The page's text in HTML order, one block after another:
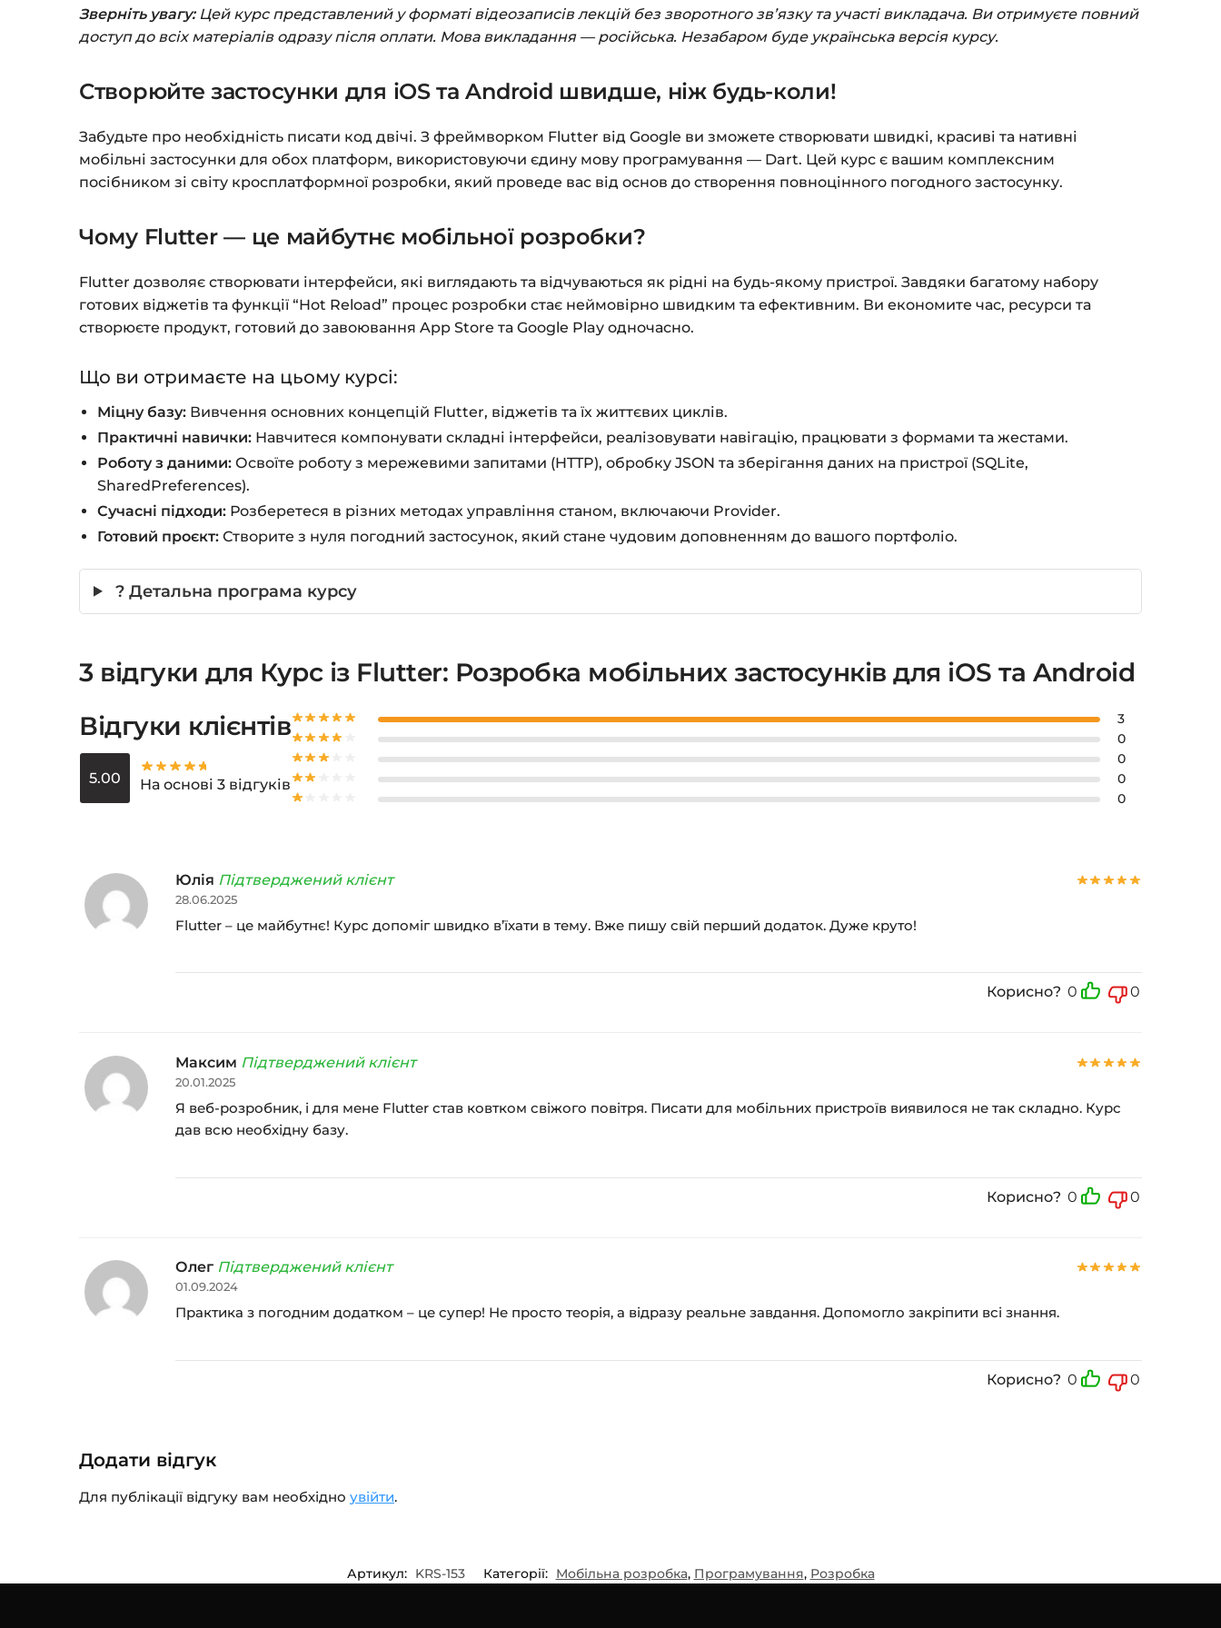
Оплатіть зручним способом (більше 8 способів оплати).
до завантажень». Натисніть її — і відкриється сторінка з
Додатково посилання на курс прийде вам на email.
Питання? Пишіть наinfo@siluette.com.uaабо в чат на сайті.
Зверніть увагу:Цей курс представлений у форматі відеозаписів лекцій без зворотного зв’язку та участі викладача. Ви отримуєте повний
доступ до всіх матеріалів одразу після оплати. Мова викладання — російська. Незабаром буде українська версія курсу.
Створюйте застосунки для iOS та Android швидше, ніж будь-коли!
Забудьте про необхідність писати код двічі. З фреймворком Flutter від Google ви зможете створювати швидкі, красиві та нативні
мобільні застосунки для обох платформ, використовуючи єдину мову програмування — Dart. Цей курс є вашим комплексним
посібником зі світу кросплатформної розробки, який проведе вас від основ до створення повноцінного погодного застосунку.
Чому Flutter — це майбутнє мобільної розробки?
Flutter дозволяє створювати інтерфейси, які виглядають та відчуваються як рідні на будь-якому пристрої. Завдяки багатому набору
готових віджетів та функції “Hot Reload” процес розробки стає неймовірно швидким та ефективним. Ви економите час, ресурси та
створюєте продукт, готовий до завоювання App Store та Google Play одночасно.
Що ви отримаєте на цьому курсі:
Міцну базу: Вивчення основних концепцій Flutter, віджетів та їх життєвих циклів.
Практичні навички: Навчитеся компонувати складні інтерфейси, реалізовувати навігацію, працювати з формами та жестами.
Роботу з даними: Освоїте роботу з мережевими запитами (HTTP), обробку JSON та зберігання даних на пристрої (SQLite,
SharedPreferences).
Сучасні підходи: Розберетеся в різних методах управління станом, включаючи Provider.
Готовий проєкт: Створите з нуля погодний застосунок, який стане чудовим доповненням до вашого портфоліо.
? Детальна програма курсу
3 відгуки для Курс із Flutter: Розробка мобільних застосунків для iOS та Android
Відгуки клієнтів
5.00 На основі 3 відгуків
3
0
0
0
0
Юлія Підтверджений клієнт
28.06.2025
Flutter – це майбутнє! Курс допоміг швидко в’їхати в тему. Вже пишу свій перший додаток. Дуже круто!
Корисно? 0 0
Максим Підтверджений клієнт
20.01.2025
Я веб-розробник, і для мене Flutter став ковтком свіжого повітря. Писати для мобільних пристроїв виявилося не так складно. Курс
дав всю необхідну базу.
Корисно? 0 0
Олег Підтверджений клієнт
01.09.2024
Практика з погодним додатком – це супер! Не просто теорія, а відразу реальне завдання. Допомогло закріпити всі знання.
Корисно? 0 0
Додати відгук
Для публікації відгуку вам необхідноувійти.
Артикул: KRS-153 Категорії: Мобільна розробка, Програмування, Розробка